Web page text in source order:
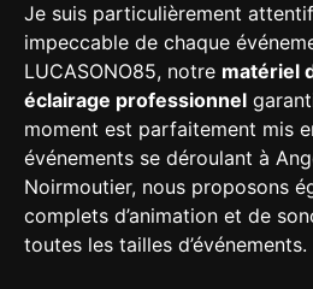
Je suis particulièrement
impeccable de chaque
LUCASONO85, notre matériel
éclairage professionnel
moment est parfaitement mis
événements se déroulant à
Noirmoutier, nous proposons
complets d’animation et de
toutes les tailles d’événements.